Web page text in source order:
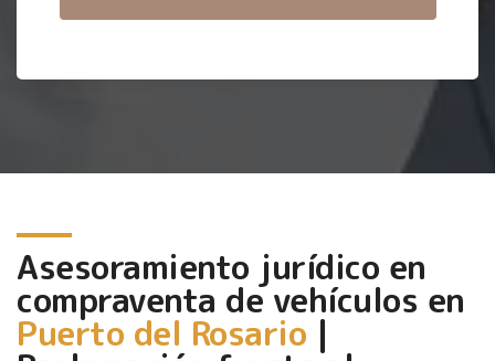
Asesoramiento jurídico en
compraventa de vehículos en
Puerto del Rosario |